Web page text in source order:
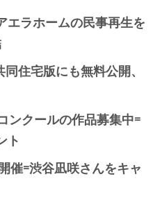
エラホームの民事再生を
住宅版にも無料公開、
ンクールの作品募集中=
ト
催=渋谷凪咲さんをキャ